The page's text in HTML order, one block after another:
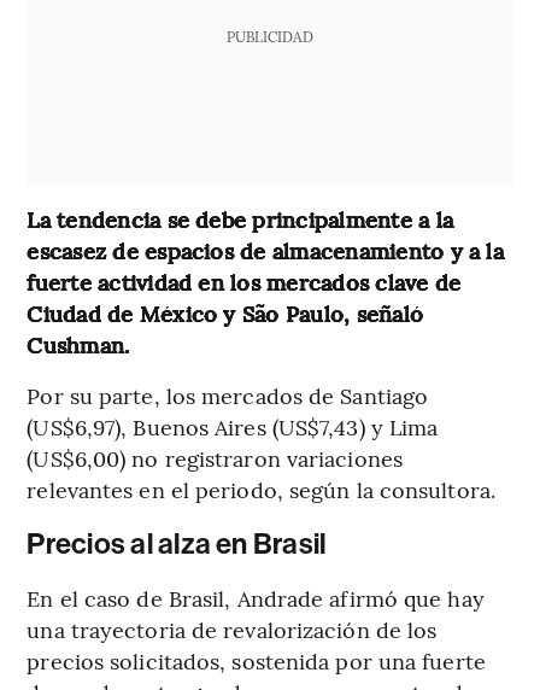
PUBLICIDAD
La tendencia se debe principalmente a la
escasez de espacios de almacenamiento y a la
fuerte actividad en los mercados clave de
Ciudad de México y São Paulo, señaló
Cushman.
Por su parte, los mercados de Santiago
(US$6,97), Buenos Aires (US$7,43) y Lima
(US$6,00) no registraron variaciones
relevantes en el periodo, según la consultora.
Precios al alza en Brasil
En el caso de Brasil, Andrade afirmó que hay
una trayectoria de revalorización de los
precios solicitados, sostenida por una fuerte